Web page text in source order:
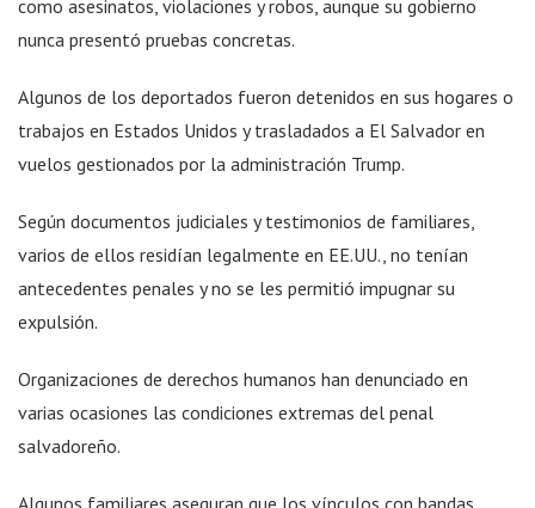
como asesinatos, violaciones y robos, aunque su gobierno
nunca presentó pruebas concretas.
Algunos de los deportados fueron detenidos en sus hogares o
trabajos en Estados Unidos y trasladados a El Salvador en
vuelos gestionados por la administración Trump.
Según documentos judiciales y testimonios de familiares,
varios de ellos residían legalmente en EE.UU., no tenían
antecedentes penales y no se les permitió impugnar su
expulsión.
Organizaciones de derechos humanos han denunciado en
varias ocasiones las condiciones extremas del penal
salvadoreño.